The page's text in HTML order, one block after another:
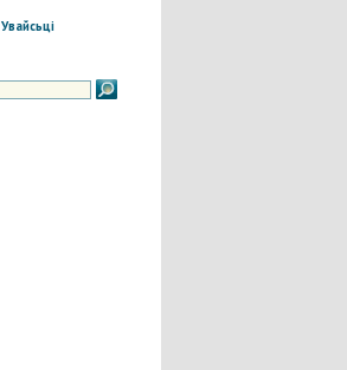
Увайсьці